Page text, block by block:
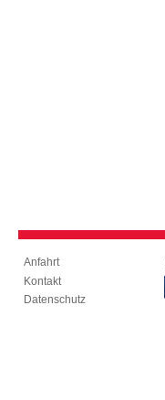
Anfahrt
Kontakt
Datenschutz